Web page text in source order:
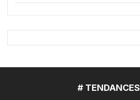
# TENDANCES